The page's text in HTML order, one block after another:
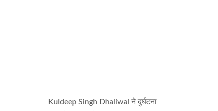
Kuldeep Singh Dhaliwal ने दुर्घटना